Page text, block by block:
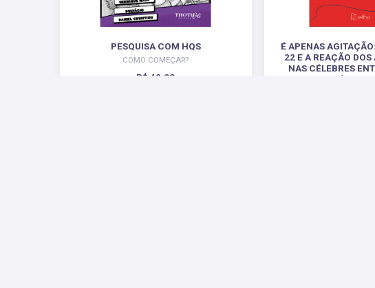
PESQUISA COM HQS
COMO COMEÇAR?
R$ 42,00
É APENAS
22 E A REAÇÃO
NAS CÉLEBRES
PEREGRINO JÚNIOR